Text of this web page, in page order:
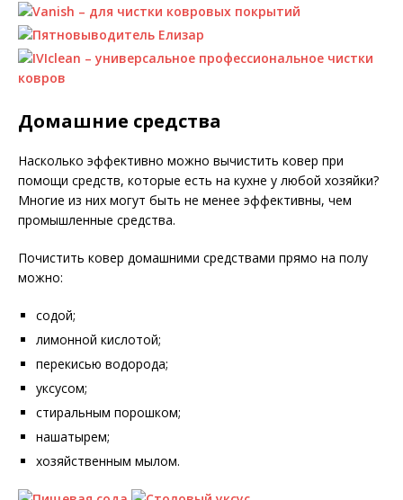
Домашние средства
Насколько эффективно можно вычистить ковер при
помощи средств, которые есть на кухне у любой хозяйки?
Многие из них могут быть не менее эффективны, чем
промышленные средства.
Почистить ковер домашними средствами прямо на полу
можно:
содой;
лимонной кислотой;
перекисью водорода;
уксусом;
стиральным порошком;
нашатырем;
хозяйственным мылом.